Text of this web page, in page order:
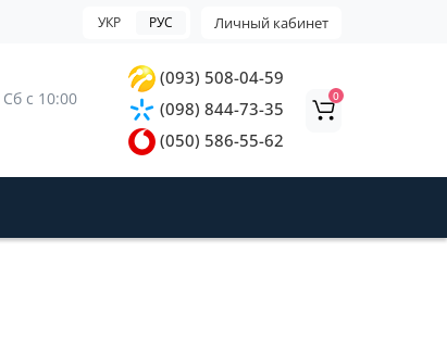
Личный кабинет
УКР РУС
Сб с 10:00
(093) 508-04-59
(098) 844-73-35
(050) 586-55-62
0